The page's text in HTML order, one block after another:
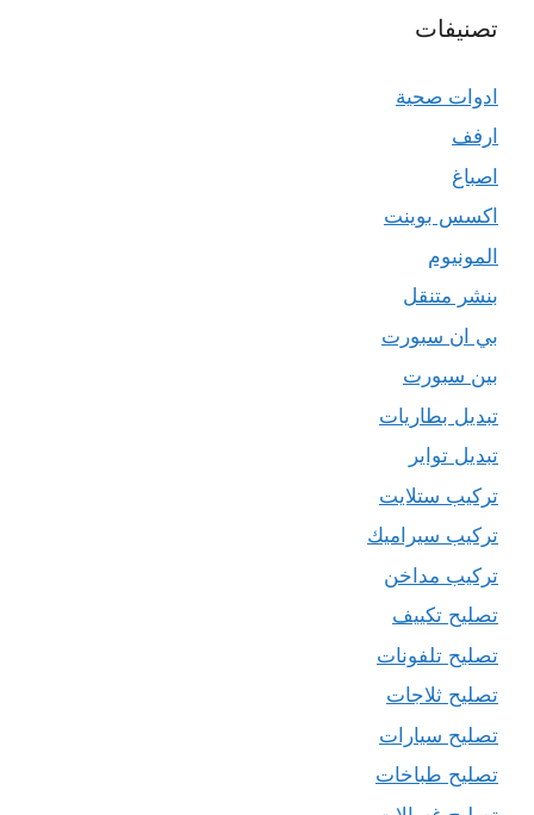
تصنيفات
ادوات صحية
ارفف
اصباغ
اكسس بوينت
المونيوم
بنشر متنقل
بي ان سبورت
بين سبورت
تبديل بطاريات
تبديل تواير
تركيب ستلايت
تركيب سيراميك
تركيب مداخن
تصليح تكييف
تصليح تلفونات
تصليح ثلاجات
تصليح سيارات
تصليح طباخات